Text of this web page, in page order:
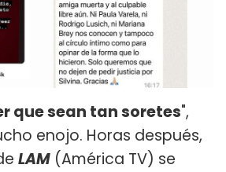
que sean tan soretes",
enojo. Horas después,
LAM (América TV) se